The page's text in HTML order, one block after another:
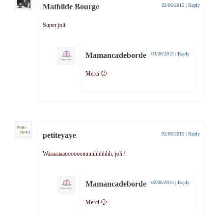
Mathilde Bourge 03/06/2015 Reply
Super joli
Mamancadeborde 03/06/2015 Reply
Merci 🙂
petiteyaye 02/06/2015 Reply
Waaaaaaaoooooouuuuhhhhhh, joli !
Mamancadeborde 02/06/2015 Reply
Merci 🙂